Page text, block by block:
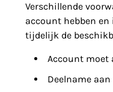
Verschillende
account hebben
tijdelijk de
Account moet
Deelname